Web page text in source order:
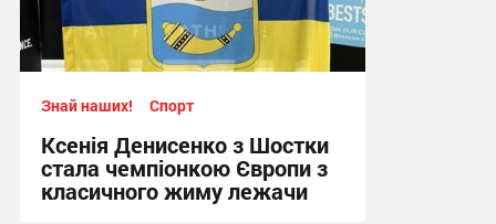
Знай наших! Спорт
Ксенія Денисенко з Шостки
стала чемпіонкою Європи з
класичного жиму лежачи